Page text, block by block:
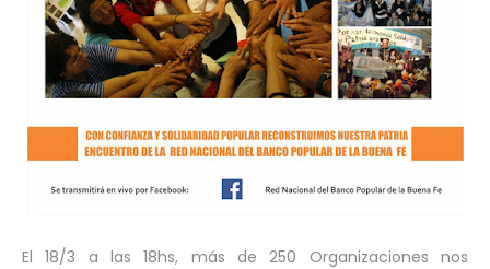
El 18/3 a las 18hs, más de 250 Organizaciones nos